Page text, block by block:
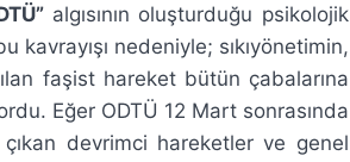
algısının oluşturduğu psikolojik
kavrayışı nedeniyle; sıkıyönetimin,
faşist hareket bütün çabalarına
Eğer ODTÜ 12 Mart sonrasında
devrimci hareketler ve genel